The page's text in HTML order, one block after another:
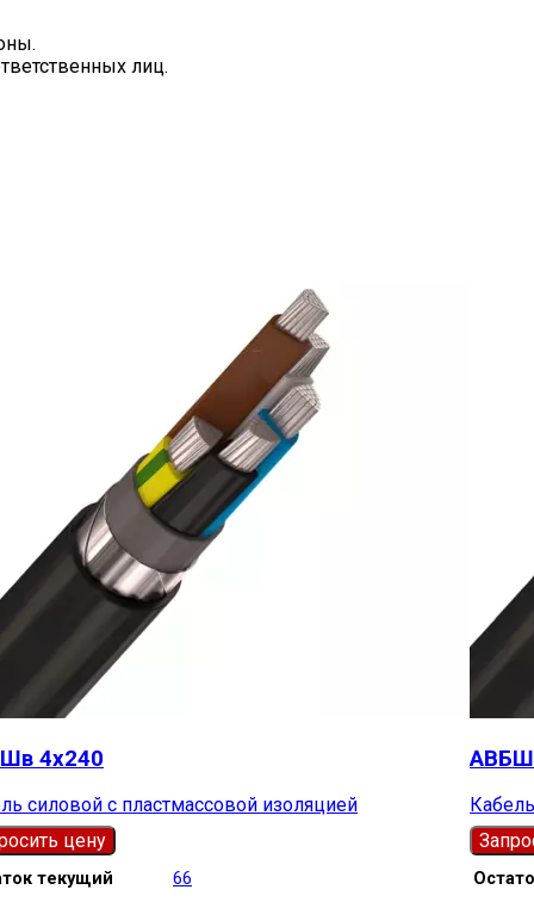
лиц.
4х240
силовой с пластмассовой изоляцией
цену
текущий
66